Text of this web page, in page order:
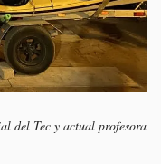
del Tec y actual profesora